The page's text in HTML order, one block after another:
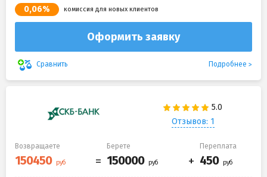
0,06% комиссия для новых клиентов
Оформить заявку
Сравнить Подробнее
Отзывов: 1
Возвращаете Берете Переплата